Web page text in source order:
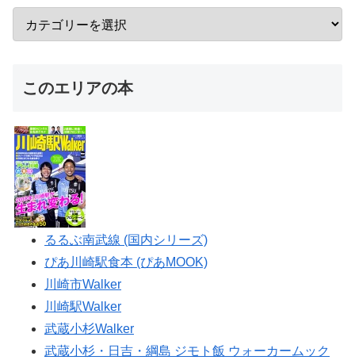
このエリアの本
るるぶ南武線 (国内シリーズ)
ぴあ川崎駅食本 (ぴあMOOK)
川崎市Walker
川崎駅Walker
武蔵小杉Walker
武蔵小杉・日吉・綱島 ジモト飯 ウォーカームック